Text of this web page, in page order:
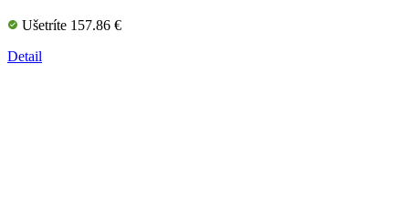
Ušetríte 157.86 €
Detail